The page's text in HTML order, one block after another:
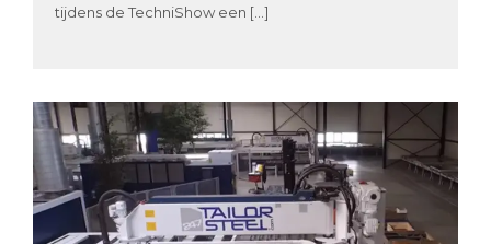
tijdens de TechniShow een […]